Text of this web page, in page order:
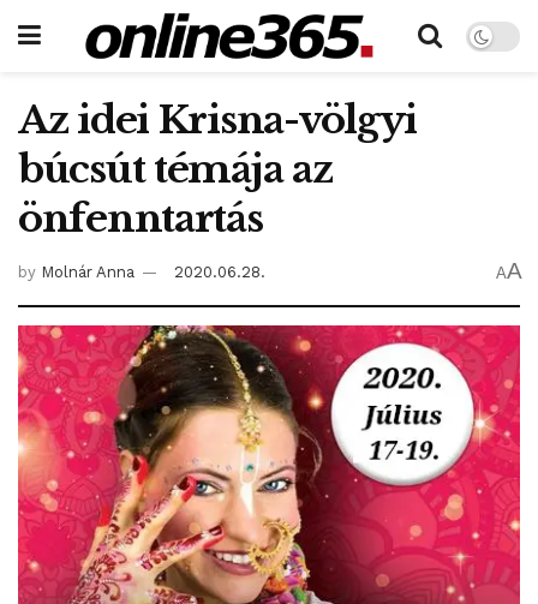
Az idei Krisna-völgyi
búcsút témája az
önfenntartás
by Molnár Anna 2020.06.28. AA